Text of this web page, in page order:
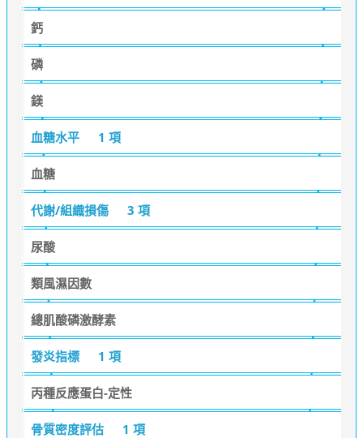
鈣
磷
鎂
血糖水平 1 項
血糖
代謝/組織損傷 3 項
尿酸
類風濕因數
總肌酸磷激酵素
發炎指標 1 項
丙種反應蛋白-定性
骨質密度評估 1 項